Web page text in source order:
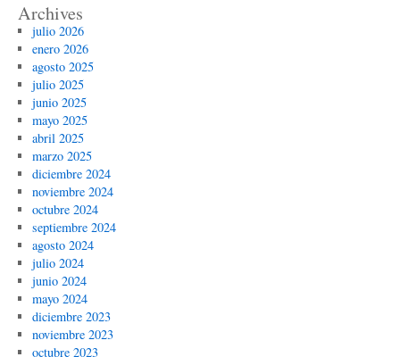
Archives
julio 2026
enero 2026
agosto 2025
julio 2025
junio 2025
mayo 2025
abril 2025
marzo 2025
diciembre 2024
noviembre 2024
octubre 2024
septiembre 2024
agosto 2024
julio 2024
junio 2024
mayo 2024
diciembre 2023
noviembre 2023
octubre 2023